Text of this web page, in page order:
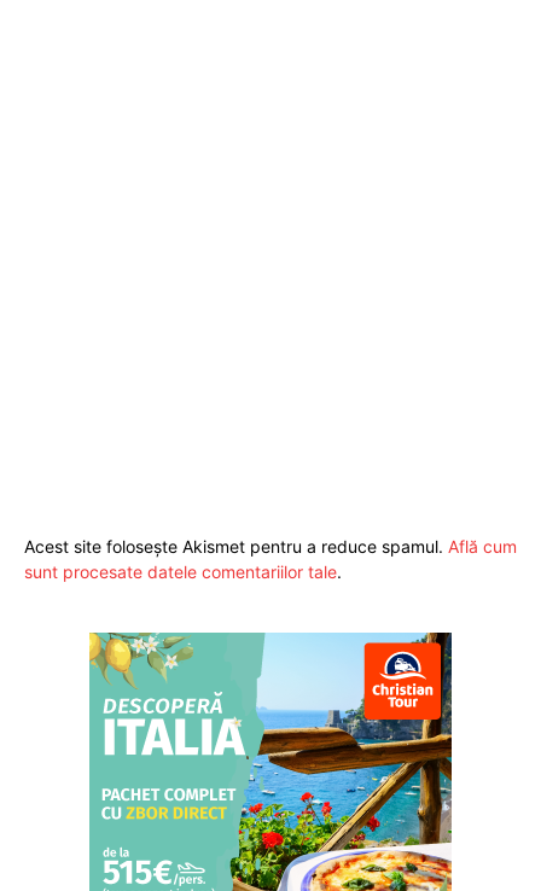
ABONEAZĂ-TE ACUM
StirileMedia.ro
Contactați-ne
Politica cookie-uri
Acest site folosește Akismet pentru a reduce spamul. Află cum
sunt procesate datele comentariilor tale.